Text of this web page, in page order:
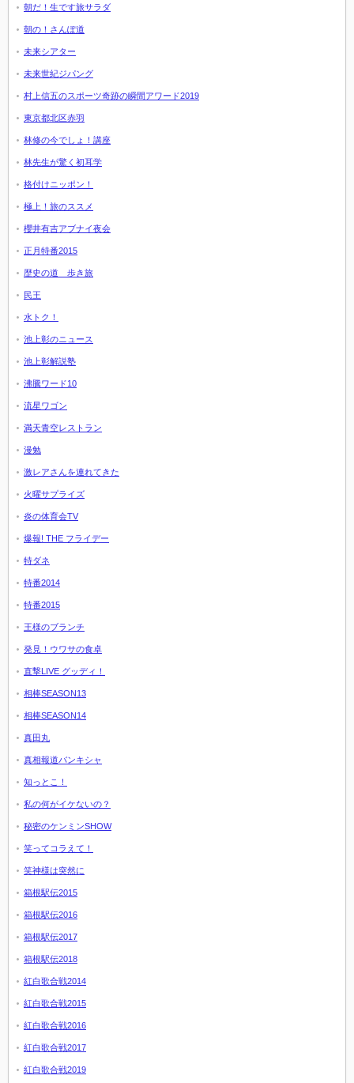
朝だ！生です旅サラダ
朝の！さんぽ道
未来シアター
未来世紀ジパング
村上信五のスポーツ奇跡の瞬間アワード2019
東京都北区赤羽
林修の今でしょ！講座
林先生が驚く初耳学
格付けニッポン！
極上！旅のススメ
櫻井有吉アブナイ夜会
正月特番2015
歴史の道 歩き旅
民王
水トク！
池上彰のニュース
池上彰解説塾
沸騰ワード10
流星ワゴン
満天青空レストラン
漫勉
激レアさんを連れてきた
火曜サプライズ
炎の体育会TV
爆報! THE フライデー
特ダネ
特番2014
特番2015
王様のブランチ
発見！ウワサの食卓
直撃LIVE グッディ！
相棒SEASON13
相棒SEASON14
真田丸
真相報道バンキシャ
知っとこ！
私の何がイケないの？
秘密のケンミンSHOW
笑ってコラえて！
笑神様は突然に
箱根駅伝2015
箱根駅伝2016
箱根駅伝2017
箱根駅伝2018
紅白歌合戦2014
紅白歌合戦2015
紅白歌合戦2016
紅白歌合戦2017
紅白歌合戦2019